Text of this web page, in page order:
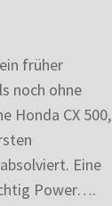
früher
noch ohne
Honda CX 500,
Eine
Power….